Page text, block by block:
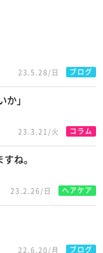
23.5.28/日 ブログ
か」
23.3.21/火 コラム
ね。
23.2.26/日 ヘアケア
22.6.20/月 ブログ